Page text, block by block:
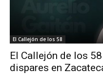
El Callejón de los 58
El Callejón de los
dispares en